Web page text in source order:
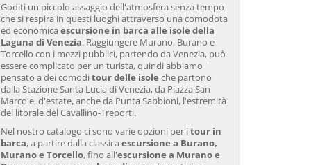
Goditi un piccolo assaggio dell'atmosfera senza tempo
che si respira in questi luoghi attraverso una comodota
ed economica escursione in barca alle isole della
Laguna di Venezia. Raggiungere Murano, Burano e
Torcello con i mezzi pubblici, partendo da Venezia, può
essere complicato per un turista, quindi abbiamo
pensato a dei comoditour delle isole che partono
dalla Stazione Santa Lucia di Venezia, da Piazza San
Marco e, d'estate, anche da Punta Sabbioni, l'estremità
del litorale del Cavallino-Treporti.
Nel nostro catalogo ci sono varie opzioni per itour in
barca, a partire dalla classica escursione a Burano,
Murano e Torcello, fino all'escursione a Murano e